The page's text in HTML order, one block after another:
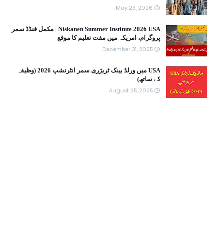
May 23, 2026
Niskanen Summer Institute 2026 USA | مکمل فنڈڈ سمر
پروگرام، امریکہ میں مفت تعلیم کا موقع
December 31, 2025
USA میں ورلڈ بینک ٹریژری سمر انٹرنشپ 2026 (وظیفہ
کے ساتھ)
August 25, 2025